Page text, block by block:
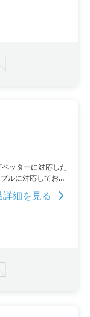
ッターに対応した
ルに対応してお
を必要としない分
速な操作ができ、
詳細を見る